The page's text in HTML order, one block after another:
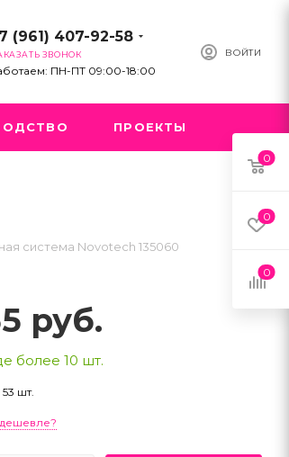
ВОЙТИ
(961) 407-92-58
ЗВОНОК
ПН-ПТ 09:00-18:00
ПРОЕКТЫ
система Novotech 135060
руб.
более 10 шт.
шт.
0
0
0